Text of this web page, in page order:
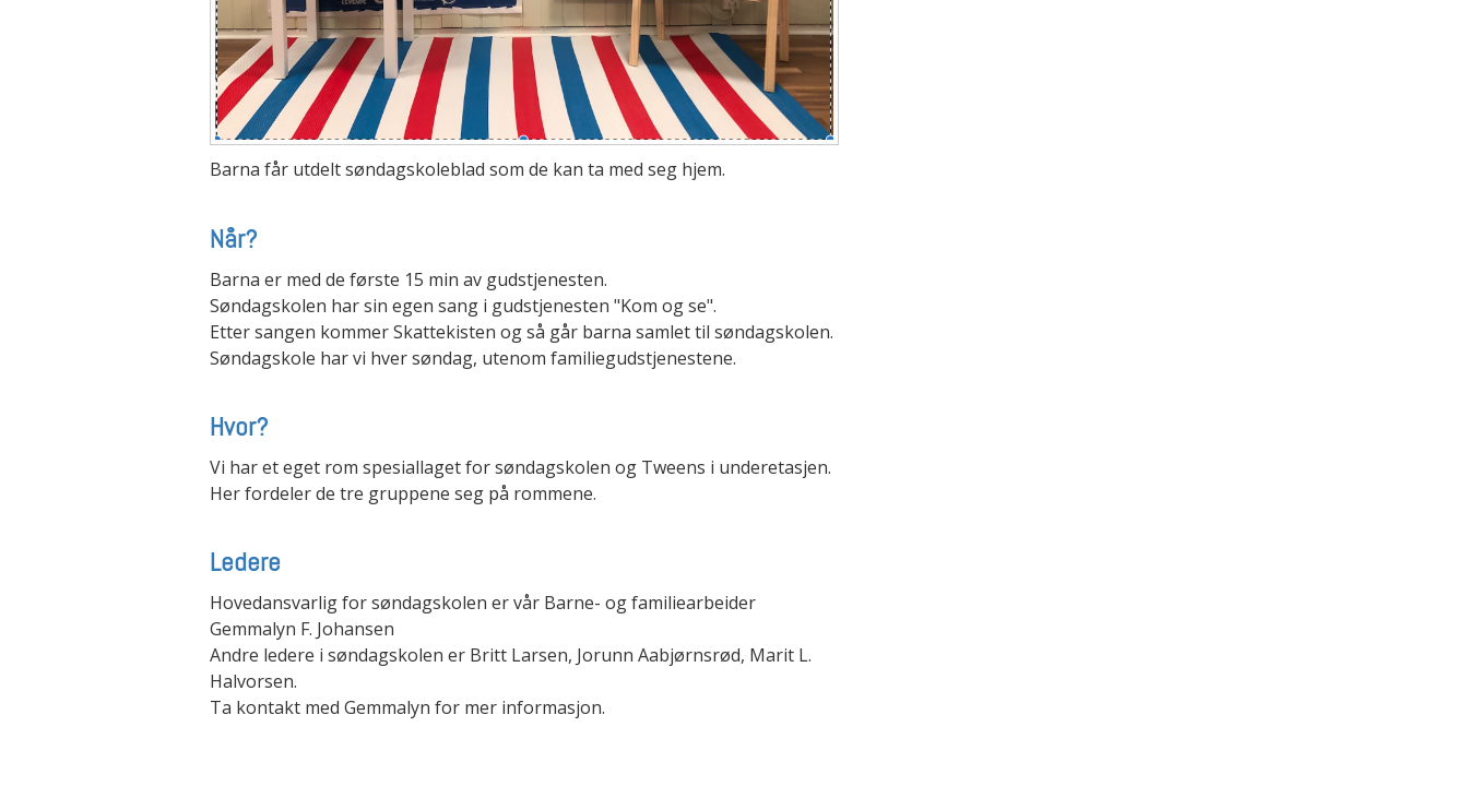
Barna får utdelt søndagskoleblad som de kan ta med seg hjem.
Når?
Barna er med de første 15 min av gudstjenesten.
Søndagskolen har sin egen sang i gudstjenesten "Kom og se".
Etter sangen kommer Skattekisten og så går barna samlet til søndagskolen.
Søndagskole har vi hver søndag, utenom familiegudstjenestene.
Hvor?
Vi har et eget rom spesiallaget for søndagskolen og Tweens i underetasjen.
Her fordeler de tre gruppene seg på rommene.
Ledere
Hovedansvarlig for søndagskolen er vår Barne- og familiearbeider
Gemmalyn F. Johansen
Andre ledere i søndagskolen er Britt Larsen, Jorunn Aabjørnsrød, Marit L.
Halvorsen.
Ta kontakt med Gemmalyn for mer informasjon.